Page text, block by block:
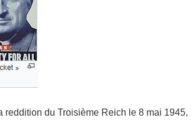
reddition du Troisième Reich le 8 mai 1945,